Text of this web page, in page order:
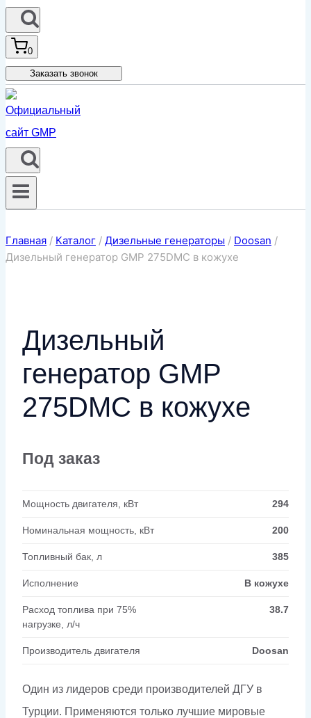
0
Заказать звонок
Главная / Каталог / Дизельные генераторы / Doosan /
Дизельный генератор GMP 275DMC в кожухе
Дизельный
генератор GMP
275DMC в кожухе
Под заказ
Мощность двигателя, кВт 294
Номинальная мощность, кВт 200
Топливный бак, л 385
Исполнение В кожухе
Расход топлива при 75%
нагрузке, л/ч
38.7
Производитель двигателя Doosan
Один из лидеров среди производителей ДГУ в
Турции. Применяются только лучшие мировые